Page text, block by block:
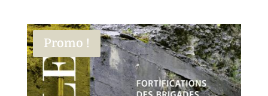
Promo !